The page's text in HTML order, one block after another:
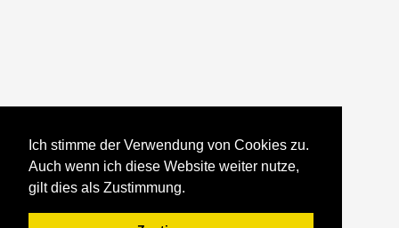
Ich stimme der Verwendung von Cookies zu.
Auch wenn ich diese Website weiter nutze,
gilt dies als Zustimmung.